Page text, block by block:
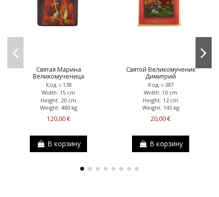
Святая Марина
Великомученица
Код: i-138
Width: 15 cm
Height: 20 cm
Weight: 480 kg
120,00 €
В корзину
Святой Великомученик
Димитрий
Код: i-387
Width: 10 cm
Height: 12 cm
Weight: 145 kg
20,00 €
В корзину